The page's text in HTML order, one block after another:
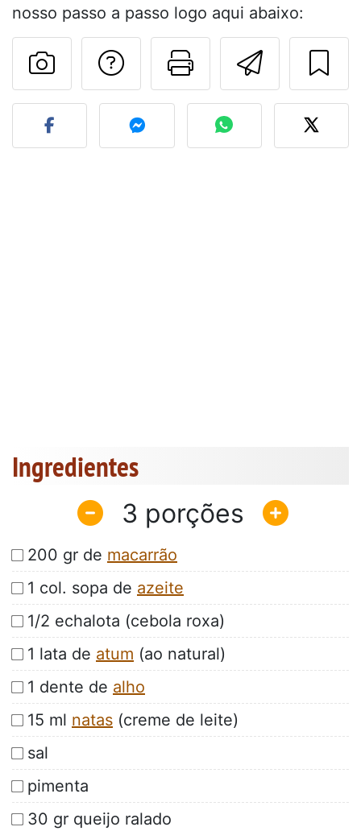
nosso passo a passo logo aqui abaixo:
Imprima
Falar com o autor
Fez esta receita?
Ingredientes
3
200 gr de macarrão
1 col. sopa de azeite
1/2 echalota (cebola roxa)
1 lata de atum (ao natural)
1 dente de alho
15 ml natas (creme de leite)
sal
pimenta
30 gr queijo ralado